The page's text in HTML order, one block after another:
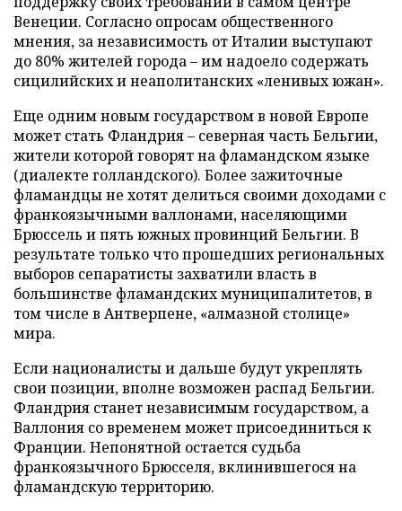
Венеции. Согласно опросам общественного
мнения, за независимость от Италии выступают
до 80% жителей города – им надоело содержать
сицилийских и неаполитанских «ленивых южан».
Еще одним новым государством в новой Европе
может стать Фландрия – северная часть Бельгии,
жители которой говорят на фламандском языке
(диалекте голландского). Более зажиточные
фламандцы не хотят делиться своими доходами с
франкоязычными валлонами, населяющими
Брюссель и пять южных провинций Бельгии. В
результате только что прошедших региональных
выборов сепаратисты захватили власть в
большинстве фламандских муниципалитетов, в
том числе в Антверпене, «алмазной столице»
мира.
Если националисты и дальше будут укреплять
свои позиции, вполне возможен распад Бельгии.
Фландрия станет независимым государством, а
Валлония со временем может присоединиться к
Франции. Непонятной остается судьба
франкоязычного Брюсселя, вклинившегося на
фламандскую территорию.